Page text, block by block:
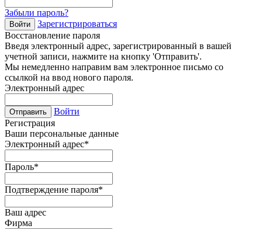
Забыли пароль?
Войти
Зарегистрироваться
Восстановление пароля
Введя электронный адрес, зарегистрированный в вашей
учетной записи, нажмите на кнопку 'Отправить'.
Мы немедленно направим вам электронное письмо со
ссылкой на ввод нового пароля.
Электронный адрес
Отправить
Войти
Регистрация
Ваши персональные данные
Электронный адрес*
Пароль*
Подтверждение пароля*
Ваш адрес
Фирма